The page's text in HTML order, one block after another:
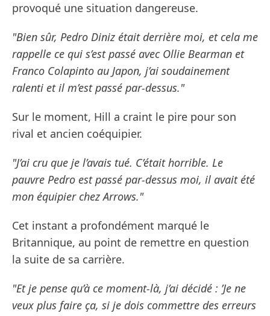
provoqué une situation dangereuse.
"Bien sûr, Pedro Diniz était derrière moi, et cela me
rappelle ce qui s’est passé avec Ollie Bearman et
Franco Colapinto au Japon, j’ai soudainement
ralenti et il m’est passé par-dessus."
Sur le moment, Hill a craint le pire pour son
rival et ancien coéquipier.
"J’ai cru que je l’avais tué. C’était horrible. Le
pauvre Pedro est passé par-dessus moi, il avait été
mon équipier chez Arrows."
Cet instant a profondément marqué le
Britannique, au point de remettre en question
la suite de sa carrière.
"Et je pense qu’à ce moment-là, j’ai décidé : ’Je ne
veux plus faire ça, si je dois commettre des erreurs